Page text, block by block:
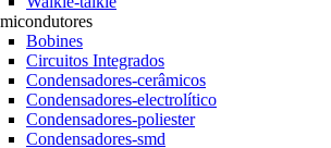
Bobines
Circuitos Integrados
Condensadores-cerâmicos
Condensadores-electrolítico
Condensadores-poliester
Condensadores-smd